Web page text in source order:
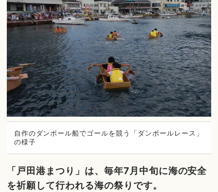
自作のダンボール船でゴールを競う「ダンボールレース」
の様子
「戸田港まつり」は、毎年7月中旬に海の安全
を祈願して行われる海の祭りです。